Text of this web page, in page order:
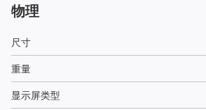
物理
尺寸
重量
显示屏类型